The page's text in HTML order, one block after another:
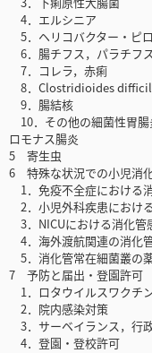
4．エルシニア
5．ヘリコバクター・ピ
6．腸チフス，パラチフス
7．コレラ，赤痢
8．Clostridioides
9．腸結核
10．その他の細菌性胃
ロモナス腸炎
5 寄生虫
6 特殊な状況での小児消
1．免疫不全症における
2．小児外科疾患におけ
3．NICUにおける消化管
4．海外渡航関連の消化
5．消化管常在細菌叢の
7 予防と届出・登園許可
1．ロタウイルスワクチ
2．院内感染対策
3．サーベイランス，行
4．登園・登校許可